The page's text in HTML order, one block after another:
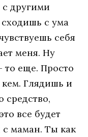
с другими
с ума
себя
меня. Ну
то еще. Просто
кем. Глядишь и
средство,
все будет
с маман. Ты как